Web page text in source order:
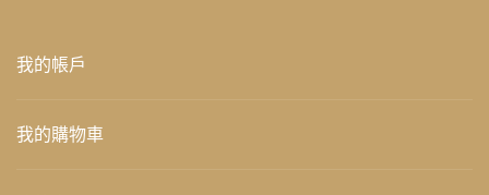
我的帳戶
我的購物車